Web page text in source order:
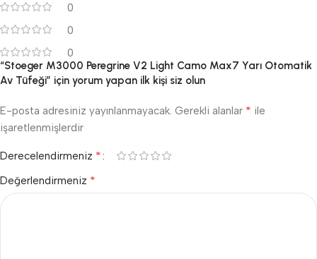
0
0
0
“Stoeger M3000 Peregrine V2 Light Camo Max7 Yarı Otomatik
Av Tüfeği” için yorum yapan ilk kişi siz olun
E-posta adresiniz yayınlanmayacak. Gerekli alanlar * ile
işaretlenmişlerdir
Derecelendirmeniz *
Değerlendirmeniz *